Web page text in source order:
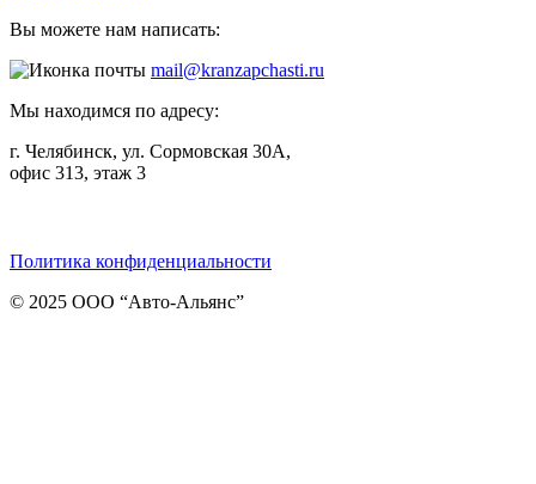
Вы можете нам написать:
mail@kranzapchasti.ru
Мы находимся по адресу:
г. Челябинск, ул. Сормовская 30А,
офис 313, этаж 3
Политика конфиденциальности
© 2025 ООО “Авто-Альянс”